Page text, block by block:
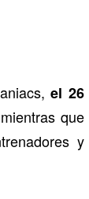
el 26
que
y